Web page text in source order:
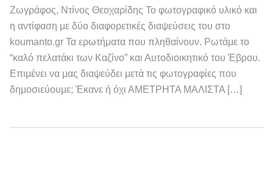
Ζωγράφος, Ντίνος Θεοχαρίδης Το φωτογραφικό υλικό και
η αντίφαση με δύο διαφορετικές διαψεύσεις του στο
koumanto.gr Τα ερωτήματα που πληθαίνουν. Ρωτάμε το
“καλό πελατάκι των Καζίνο” και Αυτοδιοικητικό του Έβρου.
Επιμένει να μας διαψεύδει μετά τις φωτογραφίες που
δημοσιεύουμε; Έκανε ή όχι ΑΜΕΤΡΗΤΑ ΜΑΛΙΣΤΑ […]